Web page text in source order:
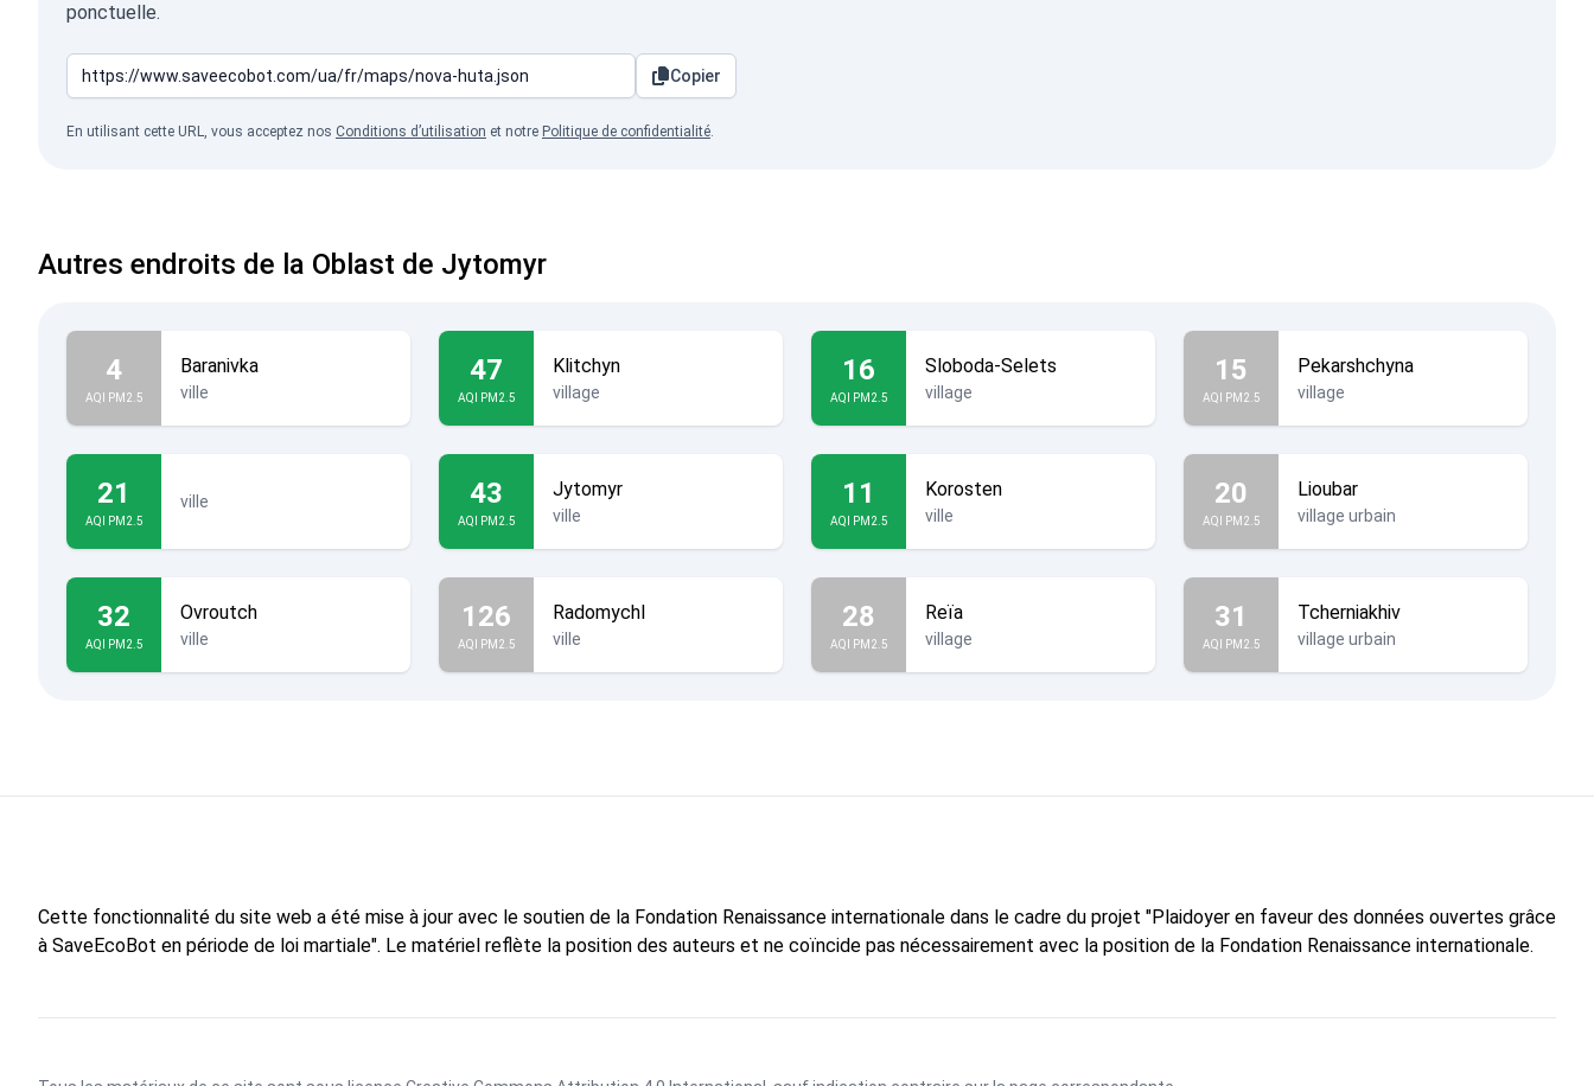
ponctuelle.
Copier
En utilisant cette URL, vous acceptez nos Conditions d’utilisation et notre Politique de confidentialité.
Autres endroits de la Oblast de Jytomyr
4
AQI PM2.5
Baranivka
ville
47
AQI PM2.5
Klitchyn
village
16
AQI PM2.5
Sloboda-Selets
village
15
AQI PM2.5
Pekarshchyna
village
21
AQI PM2.5
ville 43
AQI PM2.5
Jytomyr
ville
11
AQI PM2.5
Korosten
ville
20
AQI PM2.5
Lioubar
village urbain
32
AQI PM2.5
Ovroutch
ville
126
AQI PM2.5
Radomychl
ville
28
AQI PM2.5
Reïa
village
31
AQI PM2.5
Tcherniakhiv
village urbain
Cette fonctionnalité du site web a été mise à jour avec le soutien de la Fondation Renaissance internationale dans le cadre du projet "Plaidoyer en faveur des données ouvertes grâce
à SaveEcoBot en période de loi martiale". Le matériel reflète la position des auteurs et ne coïncide pas nécessairement avec la position de la Fondation Renaissance internationale.